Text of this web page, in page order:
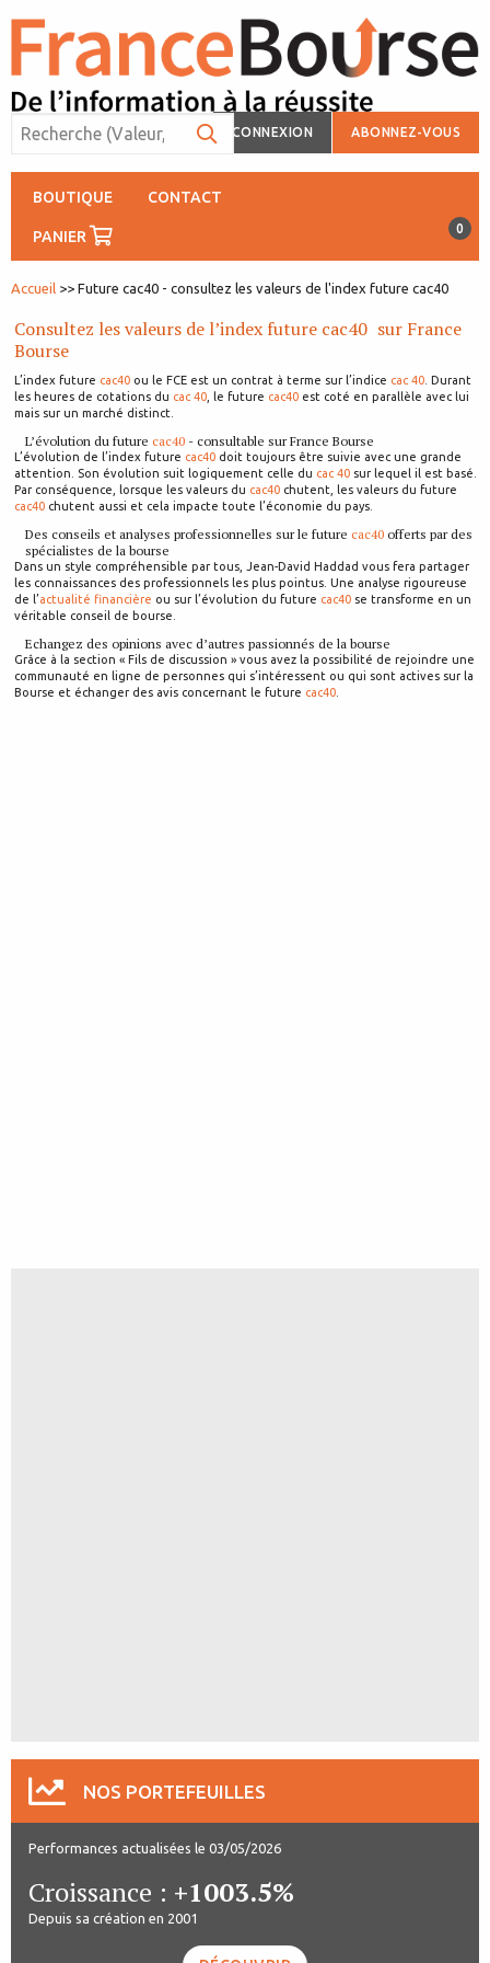
CONNEXION ABONNEZ-VOUS
BOUTIQUE CONTACT
PANIER 0
Accueil >> Future cac40 - consultez les valeurs de l'index future cac40
Consultez les valeurs de l’index future cac40 sur France
Bourse
L’index future cac40 ou le FCE est un contrat à terme sur l’indice cac 40 . Durant
les heures de cotations du cac 40 , le future cac40 est coté en parallèle avec lui
mais sur un marché distinct.
L’évolution du future cac40 - consultable sur France Bourse
L’évolution de l’index future cac40 doit toujours être suivie avec une grande
attention. Son évolution suit logiquement celle du cac 40 sur lequel il est basé.
Par conséquence, lorsque les valeurs du cac40 chutent, les valeurs du future
cac40 chutent aussi et cela impacte toute l’économie du pays.
Des conseils et analyses professionnelles sur le future cac40 offerts par des
spécialistes de la bourse
Dans un style compréhensible par tous, Jean-David Haddad vous fera partager
les connaissances des professionnels les plus pointus. Une analyse rigoureuse
de l’actualité financière ou sur l’évolution du future cac40 se transforme en un
véritable conseil de bourse.
Echangez des opinions avec d’autres passionnés de la bourse
Grâce à la section « Fils de discussion » vous avez la possibilité de rejoindre une
communauté en ligne de personnes qui s’intéressent ou qui sont actives sur la
Bourse et échanger des avis concernant le future cac40
NOS PORTEFEUILLES
Performances actualisées le 03/05/2026
Croissance : +1003.5%
Depuis sa création en 2001